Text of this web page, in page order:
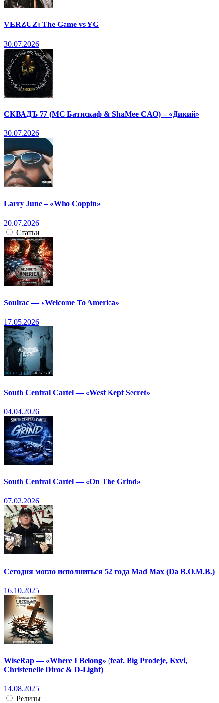
VERZUZ: The Game vs YG
30.07.2026
СКВАДЪ 77 (МС Батискаф & ShaMee CAO) – «Дикий»
30.07.2026
Larry June – «Who Coppin»
20.07.2026
Статьи
Soulrac — «Welcome To America»
17.05.2026
South Central Cartel — «West Kept Secret»
04.04.2026
South Central Cartel — «On The Grind»
07.02.2026
Сегодня могло исполниться 52 года Mad Max (Da B.O.M.B.)
16.10.2025
WiseRap — «Where I Belong» (feat. Big Prodeje, Kxvi,
Christenelle Diroc & D-Light)
14.08.2025
Релизы